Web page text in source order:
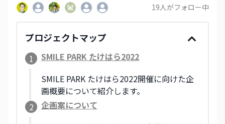
19人がフォロー中
プロジェクトマップ
1
SMILE PARK たけはら2022
SMILE PARK たけはら2022開催に向けた企
画概要について紹介します。
2
企画案について